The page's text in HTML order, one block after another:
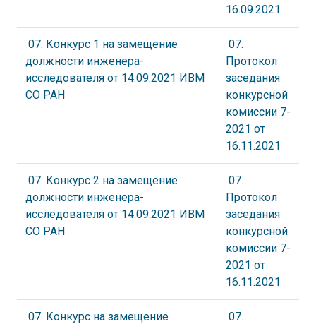
16.09.2021
07. Конкурс 1 на замещение
должности инженера-
исследователя от 14.09.2021 ИВМ
СО РАН
07.
Протокол
заседания
конкурсной
комиссии 7-
2021 от
16.11.2021
07. Конкурс 2 на замещение
должности инженера-
исследователя от 14.09.2021 ИВМ
СО РАН
07.
Протокол
заседания
конкурсной
комиссии 7-
2021 от
16.11.2021
07. Конкурс на замещение
07.